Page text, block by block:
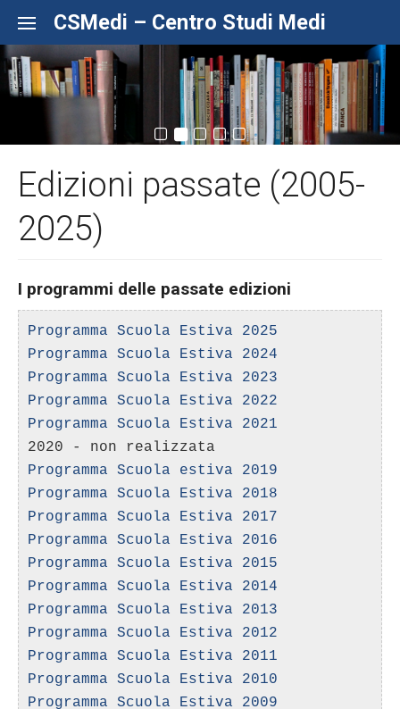
CSMedi – Centro Studi Medi
Edizioni passate (2005-
2025)
I programmi delle passate edizioni
Programma Scuola Estiva 2025
Programma Scuola Estiva 2024
Programma Scuola Estiva 2023
Programma Scuola Estiva 2022
Programma Scuola Estiva 2021
Programma Scuola estiva 2019
Programma Scuola Estiva 2018
Programma Scuola Estiva 2017
Programma Scuola Estiva 2016
Programma Scuola Estiva 2015
Programma Scuola Estiva 2014
Programma Scuola Estiva 2013
Programma Scuola Estiva 2012
Programma Scuola Estiva 2011
Programma Scuola Estiva 2010
Programma Scuola Estiva 2009